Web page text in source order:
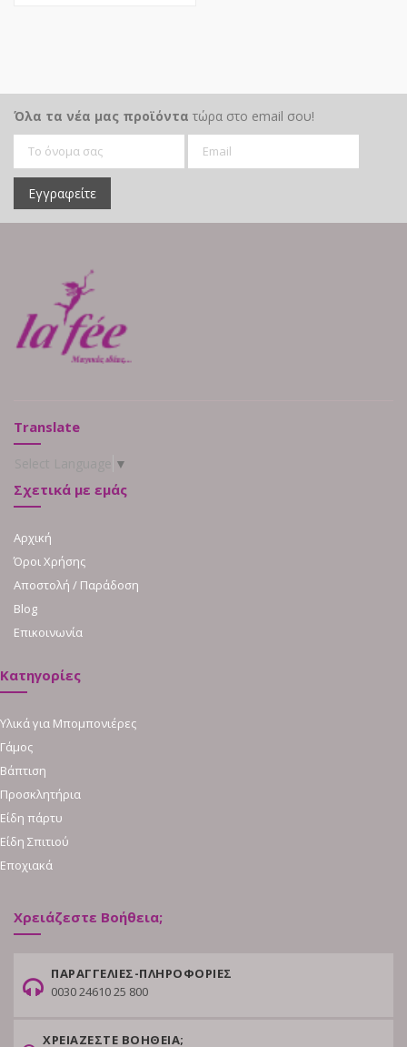
Όλα τα νέα μας προϊόντα τώρα στο email σου!
Εγγραφείτε
Translate
▼
Σχετικά με εμάς
Αρχική
Όροι Χρήσης
Αποστολή / Παράδοση
Blog
Επικοινωνία
Κατηγορίες
Υλικά για Μπομπονιέρες
Γάμος
Βάπτιση
Προσκλητήρια
Είδη πάρτυ
Είδη Σπιτιού
Εποχιακά
Χρειάζεστε Βοήθεια;
ΠΑΡΑΓΓΕΛΙΕΣ-ΠΛΗΡΟΦΟΡΙΕΣ
0030 24610 25 800
ΧΡΕΙΑΖΕΣΤΕ ΒΟΗΘΕΙΑ;